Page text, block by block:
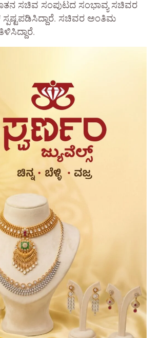
ಸಚಿವ ಸಂಪುಟದ ಸಂಭಾವ್ಯ ಸಚಿವರ
ಸ್ಪಷ್ಟಪಡಿಸಿದ್ದಾರೆ. ಸಚಿವರ ಅಂತಿಮ